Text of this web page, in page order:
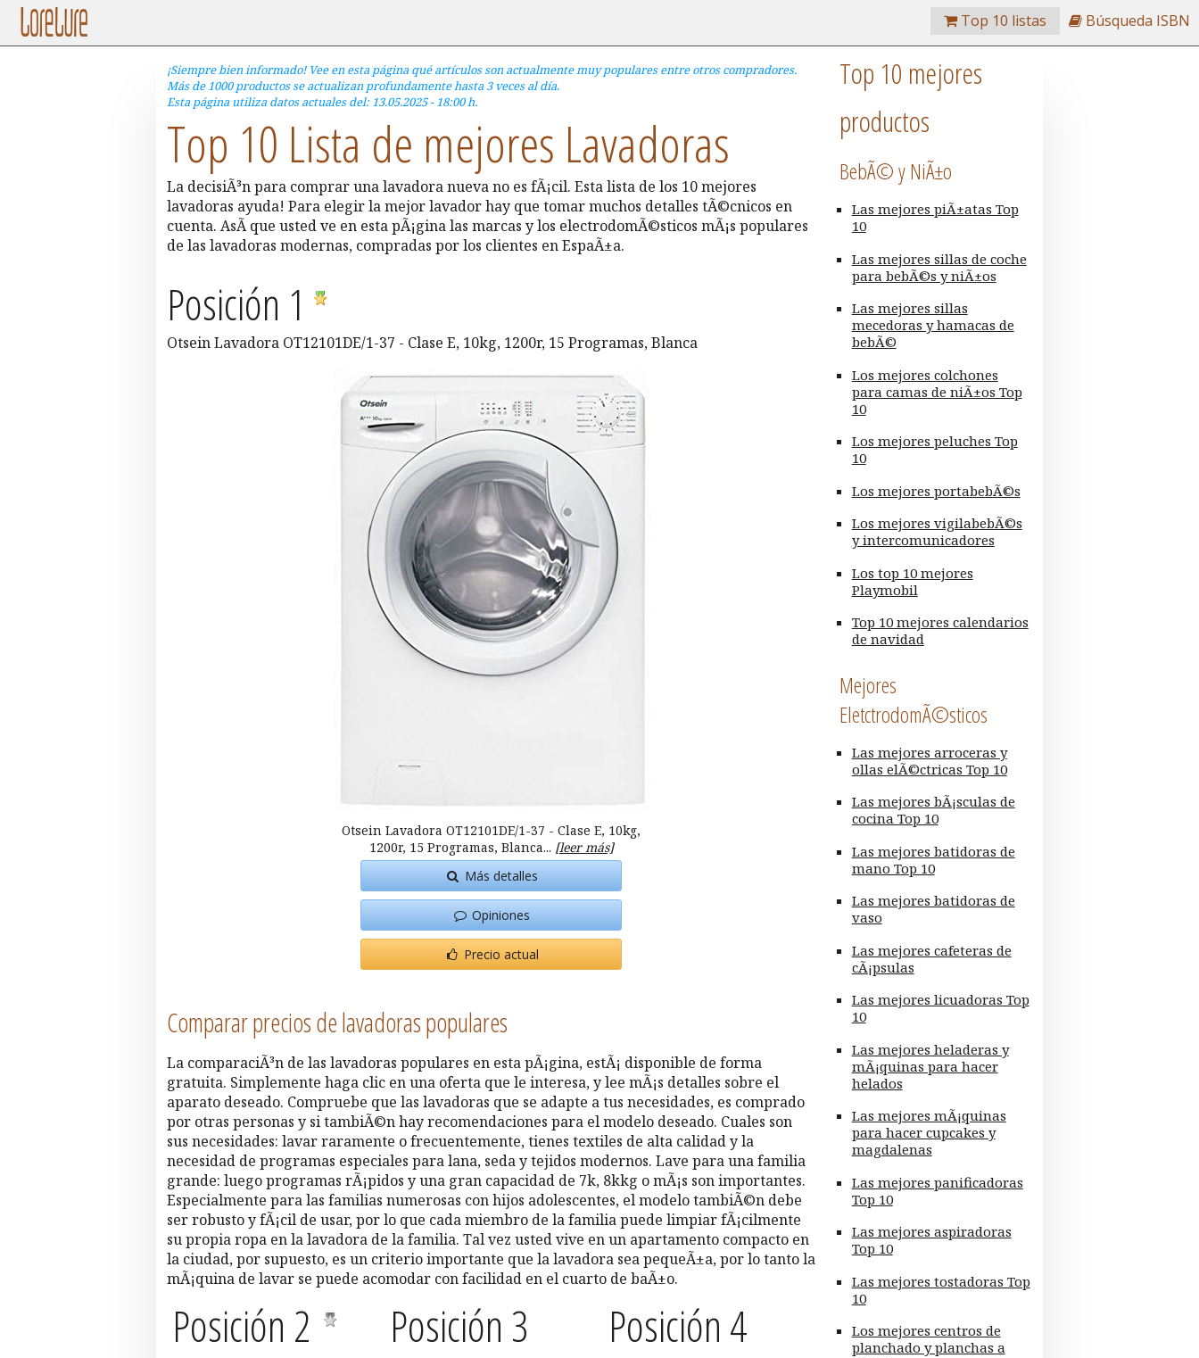
Top 10 listas Búsqueda ISBN
¡Siempre bien informado! Vee en esta página qué artículos son actualmente muy populares entre otros compradores.
Más de 1000 productos se actualizan profundamente hasta 3 veces al día.
Esta página utiliza datos actuales del: 13.05.2025 - 18:00 h.
Top 10 Lista de mejores Lavadoras
La decisiÃ³n para comprar una lavadora nueva no es fÃ¡cil. Esta lista de los 10 mejores
lavadoras ayuda! Para elegir la mejor lavador hay que tomar muchos detalles tÃ©cnicos en
cuenta. AsÃ­ que usted ve en esta pÃ¡gina las marcas y los electrodomÃ©sticos mÃ¡s populares
de las lavadoras modernas, compradas por los clientes en EspaÃ±a.
Posición 1
Otsein Lavadora OT12101DE/1-37 - Clase E, 10kg, 1200r, 15 Programas, Blanca
Otsein Lavadora OT12101DE/1-37 - Clase E, 10kg,
1200r, 15 Programas, Blanca... [leer más]
Más detalles
Opiniones
Precio actual
Comparar precios de lavadoras populares
La comparaciÃ³n de las lavadoras populares en esta pÃ¡gina, estÃ¡ disponible de forma
gratuita. Simplemente haga clic en una oferta que le interesa, y lee mÃ¡s detalles sobre el
aparato deseado. Compruebe que las lavadoras que se adapte a tus necesidades, es comprado
por otras personas y si tambiÃ©n hay recomendaciones para el modelo deseado. Cuales son
sus necesidades: lavar raramente o frecuentemente, tienes textiles de alta calidad y la
necesidad de programas especiales para lana, seda y tejidos modernos. Lave para una familia
grande: luego programas rÃ¡pidos y una gran capacidad de 7k, 8kkg o mÃ¡s son importantes.
Especialmente para las familias numerosas con hijos adolescentes, el modelo tambiÃ©n debe
ser robusto y fÃ¡cil de usar, por lo que cada miembro de la familia puede limpiar fÃ¡cilmente
su propia ropa en la lavadora de la familia. Tal vez usted vive en un apartamento compacto en
la ciudad, por supuesto, es un criterio importante que la lavadora sea pequeÃ±a, por lo tanto la
mÃ¡quina de lavar se puede acomodar con facilidad en el cuarto de baÃ±o.
Posición 2 Posición 3 Posición 4
Top 10 mejores
productos
BebÃ© y NiÃ±o
Las mejores piÃ±atas Top
10
Las mejores sillas de coche
para bebÃ©s y niÃ±os
Las mejores sillas
mecedoras y hamacas de
bebÃ©
Los mejores colchones
para camas de niÃ±os Top
10
Los mejores peluches Top
10
Los mejores portabebÃ©s
Los mejores vigilabebÃ©s
y intercomunicadores
Los top 10 mejores
Playmobil
Top 10 mejores calendarios
de navidad
Mejores
EletctrodomÃ©sticos
Las mejores arroceras y
ollas elÃ©ctricas Top 10
Las mejores bÃ¡sculas de
cocina Top 10
Las mejores batidoras de
mano Top 10
Las mejores batidoras de
vaso
Las mejores cafeteras de
cÃ¡psulas
Las mejores licuadoras Top
10
Las mejores heladeras y
mÃ¡quinas para hacer
helados
Las mejores mÃ¡quinas
para hacer cupcakes y
magdalenas
Las mejores panificadoras
Top 10
Las mejores aspiradoras
Top 10
Las mejores tostadoras Top
10
Los mejores centros de
planchado y planchas a